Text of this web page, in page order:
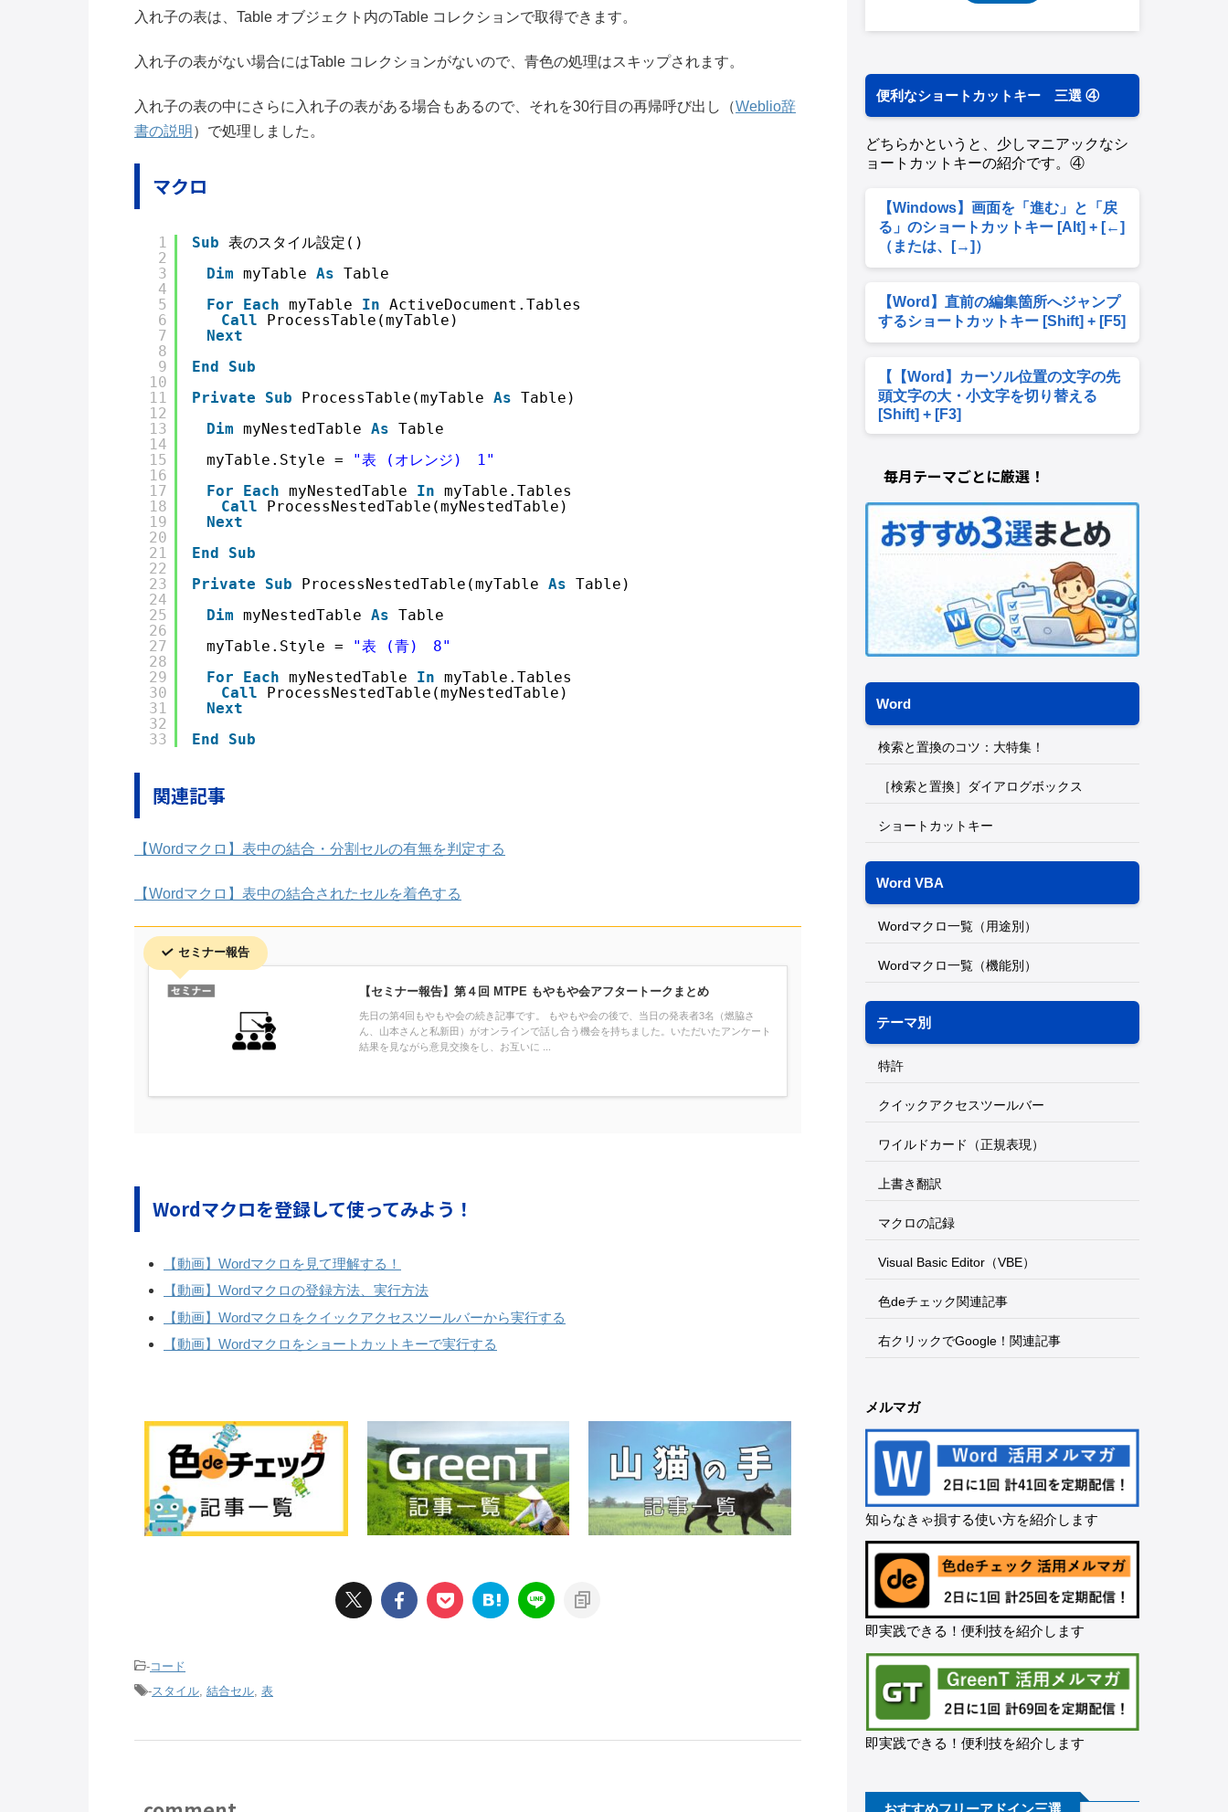
入れ子の表は、Table オブジェクト内のTable コレクションで取得できます。
入れ子の表がない場合にはTable コレクションがないので、青色の処理はスキップされます。
入れ子の表の中にさらに入れ子の表がある場合もあるので、それを30行目の再帰呼び出し（Weblio辞
書の説明 ）で処理しました。
マクロ
1
2
3
4
5
6
7
8
9
10
11
12
13
14
15
16
17
18
19
20
21
22
23
24
25
26
27
28
29
30
31
32
33
Sub 表のスタイル設定()
Dim myTable As Table
For
Each myTable In ActiveDocument.Tables
Call
ProcessTable(myTable)
Next
End
Sub
Private
Sub ProcessTable(myTable As Table)
Dim myNestedTable As Table
myTable.Style =
"表 (オレンジ)　1"
For
Each myNestedTable In myTable.Tables
Call
ProcessNestedTable(myNestedTable)
Next
End
Sub
Private
Sub ProcessNestedTable(myTable As Table)
Dim myNestedTable As Table
myTable.Style =
"表 (青)　8"
For
Each myNestedTable In myTable.Tables
Call
ProcessNestedTable(myNestedTable)
Next
End
Sub
関連記事
【Wordマクロ】表中の結合・分割セルの有無を判定する
【Wordマクロ】表中の結合されたセルを着色する
セミナー報告
【セミナー報告】第４回 MTPE もやもや会アフタートークまとめ
先日の第4回もやもや会の続き記事です。 もやもや会の後で、当日の発表者3名（燃脇さ
ん、山本さんと私新田）がオンラインで話し合う機会を持ちました。いただいたアンケート
結果を見ながら意見交換をし、お互いに ...
Wordマクロを登録して使ってみよう！
【動画】Wordマクロを見て理解する！
【動画】Wordマクロの登録方法、実行方法
【動画】Wordマクロをクイックアクセスツールバーから実行する
【動画】Wordマクロをショートカットキーで実行する
-コード
-スタイル 結合セル 表
便利なショートカットキー 三選 ④
どちらかというと、少しマニアックなシ
ョートカットキーの紹介です。④
【Windows】画面を「進む」と「戻
る」のショートカットキー [Alt] + [←]
（または、[→]）
【Word】直前の編集箇所へジャンプ
するショートカットキー [Shift] + [F5]
【【Word】カーソル位置の文字の先
頭文字の大・小文字を切り替える
[Shift] + [F3]
毎月テーマごとに厳選！
Word
検索と置換のコツ：大特集！
［検索と置換］ダイアログボックス
ショートカットキー
Word VBA
Wordマクロ一覧（用途別）
Wordマクロ一覧（機能別）
テーマ別
特許
クイックアクセスツールバー
ワイルドカード（正規表現）
上書き翻訳
マクロの記録
Visual Basic Editor（VBE）
色deチェック関連記事
右クリックでGoogle！関連記事
メルマガ
知らなきゃ損する使い方を紹介します
即実践できる！便利技を紹介します
即実践できる！便利技を紹介します
おすすめフリーアドイン三選